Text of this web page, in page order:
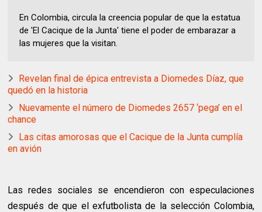
En Colombia, circula la creencia popular de que la estatua
de 'El Cacique de la Junta' tiene el poder de embarazar a
las mujeres que la visitan.
Revelan final de épica entrevista a Diomedes Díaz, que
quedó en la historia
Nuevamente el número de Diomedes 2657 ‘pega’ en el
chance
Las citas amorosas que el Cacique de la Junta cumplía
en avión
Las redes sociales se encendieron con especulaciones
después de que el exfutbolista de la selección Colombia,